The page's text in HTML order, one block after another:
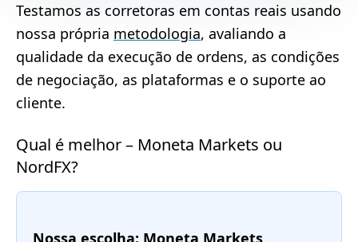
Testamos as corretoras em contas reais usando
nossa própria metodologia, avaliando a
qualidade da execução de ordens, as condições
de negociação, as plataformas e o suporte ao
cliente.
Qual é melhor – Moneta Markets ou
NordFX?
Nossa escolha: Moneta Markets